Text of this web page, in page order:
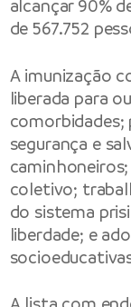
alcançar 90%
de 567.752
A imunização
liberada para
comorbidades;
segurança e
coletivo;
do sistema
liberdade; e